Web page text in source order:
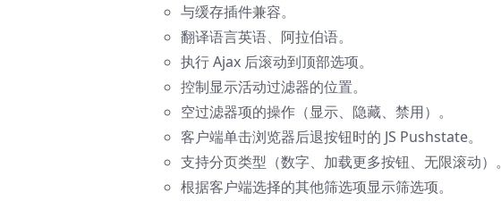
与缓存插件兼容。
翻译语言英语、阿拉伯语。
执行 Ajax 后滚动到顶部选项。
控制显示活动过滤器的位置。
空过滤器项的操作（显示、隐藏、禁用）。
客户端单击浏览器后退按钮时的 JS Pushstate。
支持分页类型（数字、加载更多按钮、无限滚动）。
根据客户端选择的其他筛选项显示筛选项。